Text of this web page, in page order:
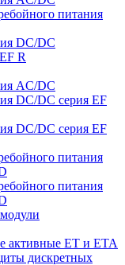
питания
DC/DC
R
AC/DC
DC/DC серия EF
DC/DC серия EF
питания
питания
активные ET и ETA
дискретных